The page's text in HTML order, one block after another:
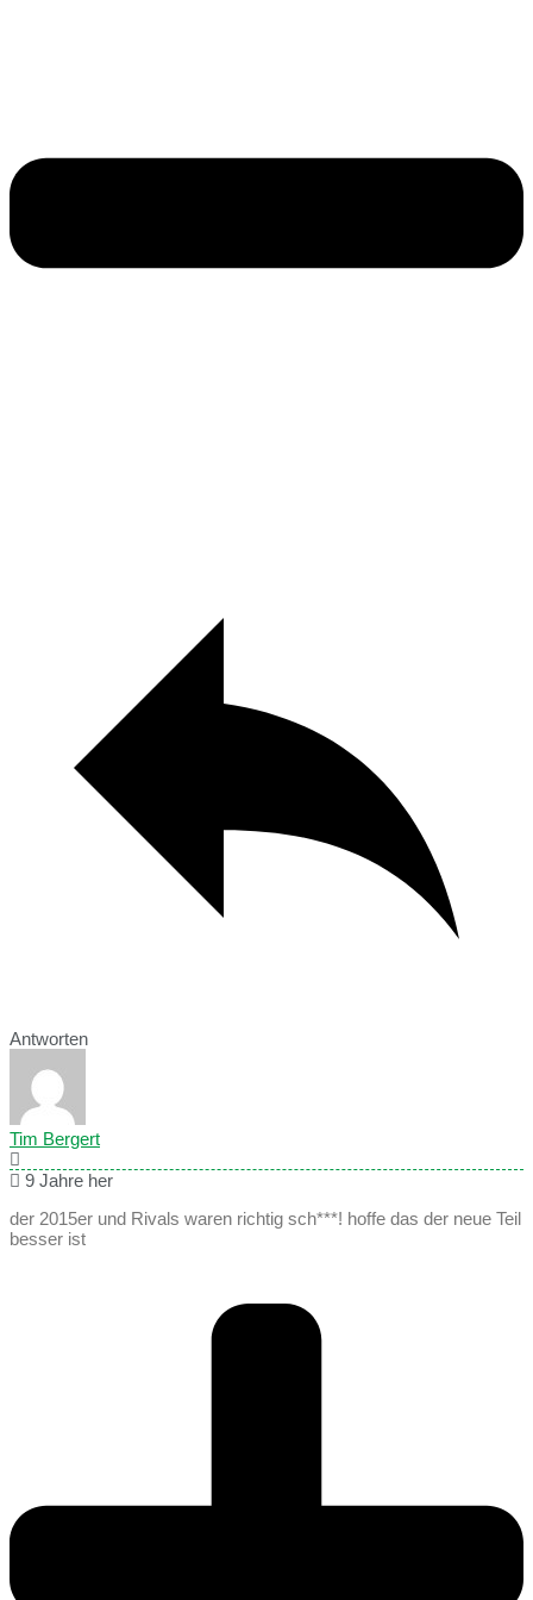
Antworten
Tim Bergert
9 Jahre her
der 2015er und Rivals waren richtig sch***! hoffe das der neue Teil
besser ist